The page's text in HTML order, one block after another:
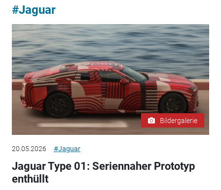
#Jaguar
Bildergalerie
20.05.2026 #Jaguar
Jaguar Type 01: Seriennaher Prototyp
enthüllt